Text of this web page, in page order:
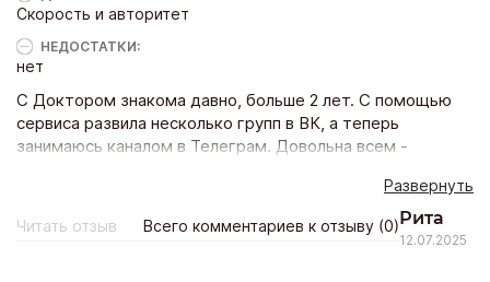
Скорость и авторитет
НЕДОСТАТКИ:
нет
С Доктором знакома давно, больше 2 лет. С помощью
сервиса развила несколько групп в ВК, а теперь
занимаюсь каналом в Телеграм. Довольна всем -
стоимостью. Могу рекомендовать этот сайт новичкам -
найдёте на нём много полезной информации.
Развернуть
Читать отзыв Всего комментариев к отзыву (0)Рита
12.07.2025